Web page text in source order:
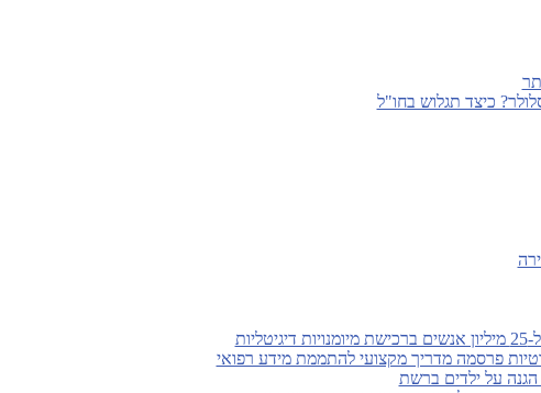
כיצד תגלוש בחו"ל
פרסמה מדריך מקצועי להתממת מידע רפואי
הגנה על ילדים ברשת